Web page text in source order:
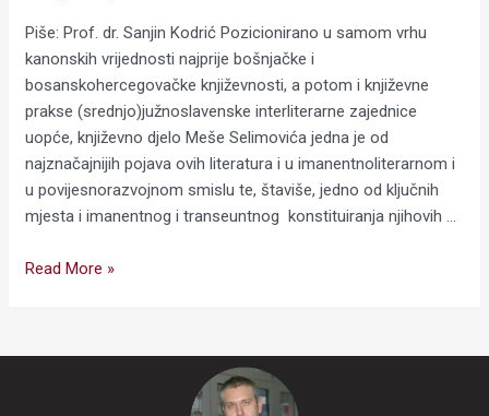
Piše: Prof. dr. Sanjin Kodrić Pozicionirano u samom vrhu
kanonskih vrijednosti najprije bošnjačke i
bosanskohercegovačke književnosti, a potom i književne
prakse (srednjo)južnoslavenske interliterarne zajednice
uopće, književno djelo Meše Selimovića jedna je od
najznačajnijih pojava ovih literatura i u imanentnoliterarnom i
u povijesnorazvojnom smislu te, štaviše, jedno od ključnih
mjesta i imanentnog i transeuntnog konstituiranja njihovih …
Read More »